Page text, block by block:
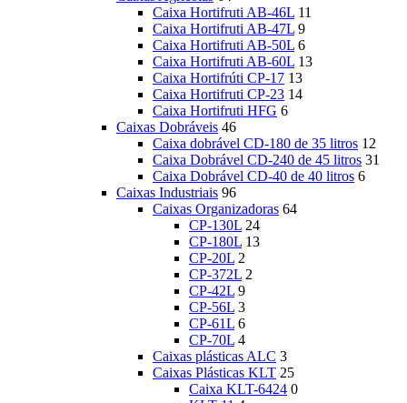
Caixa Hortifruti AB-46L 11
Caixa Hortifruti AB-47L 9
Caixa Hortifruti AB-50L 6
Caixa Hortifruti AB-60L 13
Caixa Hortifrúti CP-17 13
Caixa Hortifruti CP-23 14
Caixa Hortifruti HFG 6
Caixas Dobráveis 46
Caixa dobrável CD-180 de 35 litros 12
Caixa Dobrável CD-240 de 45 litros 31
Caixa Dobrável CD-40 de 40 litros 6
Caixas Industriais 96
Caixas Organizadoras 64
CP-130L 24
CP-180L 13
CP-20L 2
CP-372L 2
CP-42L 9
CP-56L 3
CP-61L 6
CP-70L 4
Caixas plásticas ALC 3
Caixas Plásticas KLT 25
Caixa KLT-6424 0